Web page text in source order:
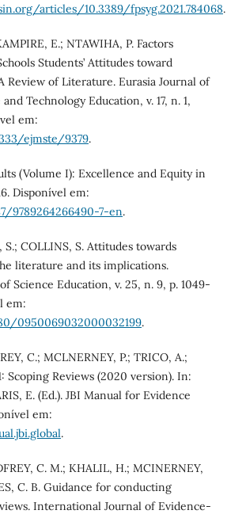
articles/10.3389/fpsyg.2021.784068.
E.; NTAWIHA, P. Factors
Students’ Attitudes toward
Review of Literature. Eurasia Journal of
Technology Education, v. 17, n. 1,
em:
ejmste/9379.
(Volume I): Excellence and Equity in
Disponível em:
9789264266490-7-en.
S.; COLLINS, S. Attitudes towards
literature and its implications.
Science Education, v. 25, n. 9, p. 1049-
em:
0950069032000032199.
C.; MCLNERNEY, P.; TRICO, A.;
Scoping Reviews (2020 version). In:
E. (Ed.). JBI Manual for Evidence
em:
.
C. M.; KHALIL, H.; MCINERNEY,
C. B. Guidance for conducting
International Journal of Evidence-